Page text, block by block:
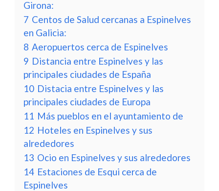
Girona:
7 Centos de Salud cercanas a Espinelves
en Galicia:
8 Aeropuertos cerca de Espinelves
9 Distancia entre Espinelves y las
principales ciudades de España
10 Distacia entre Espinelves y las
principales ciudades de Europa
11 Más pueblos en el ayuntamiento de
12 Hoteles en Espinelves y sus
alrededores
13 Ocio en Espinelves y sus alrededores
14 Estaciones de Esqui cerca de
Espinelves